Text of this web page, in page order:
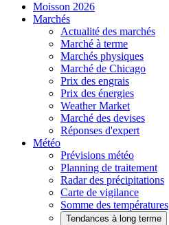
Moisson 2026
Marchés
Actualité des marchés
Marché à terme
Marchés physiques
Marché de Chicago
Prix des engrais
Prix des énergies
Weather Market
Marché des devises
Réponses d'expert
Météo
Prévisions météo
Planning de traitement
Radar des précipitations
Carte de vigilance
Somme des températures
Tendances à long terme